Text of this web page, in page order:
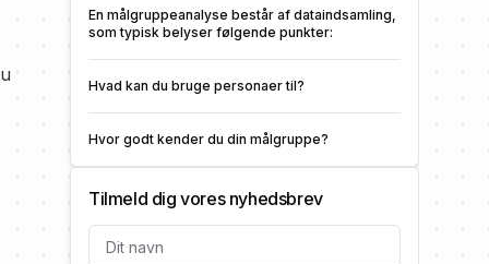
En målgruppeanalyse består af dataindsamling,
som typisk belyser følgende punkter:
Hvad kan du bruge personaer til?
Hvor godt kender du din målgruppe?
Tilmeld dig vores nyhedsbrev
Dit navn